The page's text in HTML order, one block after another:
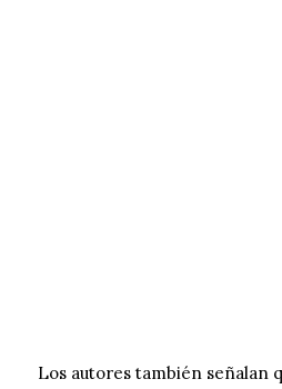
Los autores también señalan